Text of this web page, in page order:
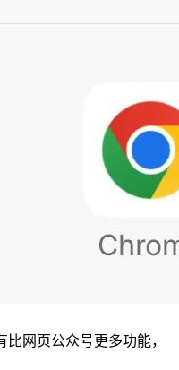
网页公众号更多功能，